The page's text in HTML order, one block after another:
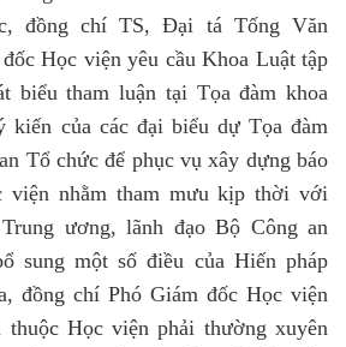
đồng chí TS,Đại tá Tống Văn
Học viện yêu cầu Khoa Luật tập
biểu tham luận tại Tọa đàm khoa
kiến của các đại biểu dự Tọa đàm
Tổ chức để phục vụ xây dựng báo
viện nhằm tham mưu kịp thời với
ương, lãnh đạo Bộ Công an
sung một số điều của Hiến pháp
đồng chí Phó Giám đốc Học viện
Học viện phải thường xuyên